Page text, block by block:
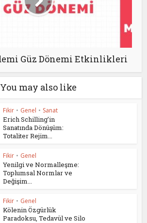
Güz Dönemi Etkinlikleri
You may also like
Fikir • Genel • Sanat
Erich Schilling’in
Sanatında Dönüşüm:
Totaliter Rejim...
Fikir • Genel
Yenilgi ve Normalleşme:
Toplumsal Normlar ve
Değişim...
Fikir • Genel
Kölenin Özgürlük
Paradoksu, Tedavül ve Silo